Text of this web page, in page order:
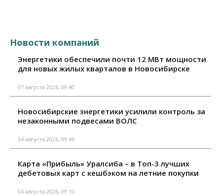
Новости компаний
Энергетики обеспечили почти 12 МВт мощности
для новых жилых кварталов в Новосибирске
07 августа 2026, 09:40
Новосибирские энергетики усилили контроль за
незаконными подвесами ВОЛС
04 августа 2026, 09:46
Карта «Прибыль» Уралсиба – в Топ-3 лучших
дебетовых карт с кешбэком на летние покупки
04 августа 2026, 09:10